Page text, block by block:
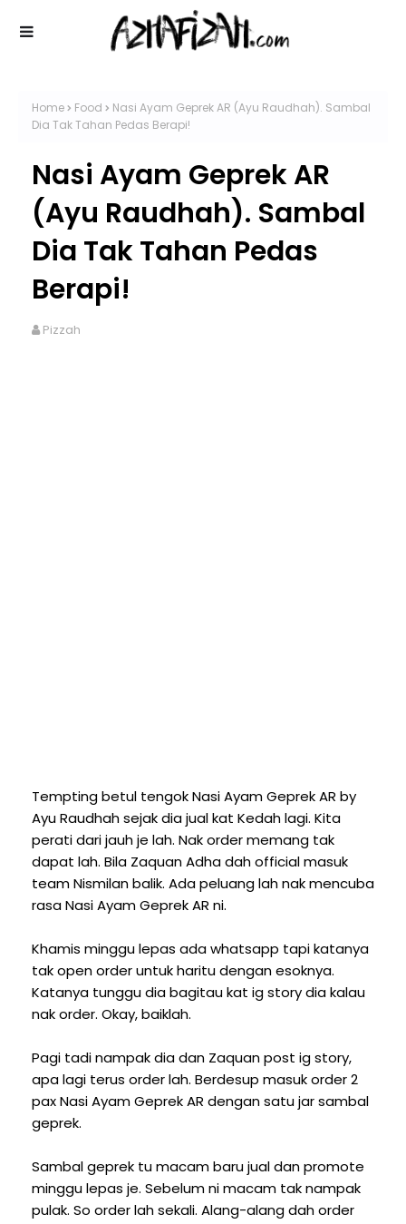
Home Food
Nasi Ayam Geprek AR (Ayu Raudhah). Sambal
Dia Tak Tahan Pedas Berapi!
Nasi Ayam Geprek AR
(Ayu Raudhah). Sambal
Dia Tak Tahan Pedas
Berapi!
Pizzah
Tempting betul tengok Nasi Ayam Geprek AR by
Ayu Raudhah sejak dia jual kat Kedah lagi. Kita
perati dari jauh je lah. Nak order memang tak
dapat lah. Bila Zaquan Adha dah official masuk
team Nismilan balik. Ada peluang lah nak mencuba
rasa Nasi Ayam Geprek AR ni.
Khamis minggu lepas ada whatsapp tapi katanya
tak open order untuk haritu dengan esoknya.
Katanya tunggu dia bagitau kat ig story dia kalau
nak order. Okay, baiklah.
Pagi tadi nampak dia dan Zaquan post ig story,
apa lagi terus order lah. Berdesup masuk order 2
pax Nasi Ayam Geprek AR dengan satu jar sambal
geprek.
Sambal geprek tu macam baru jual dan promote
minggu lepas je. Sebelum ni macam tak nampak
pulak. So order lah sekali. Alang-alang dah order